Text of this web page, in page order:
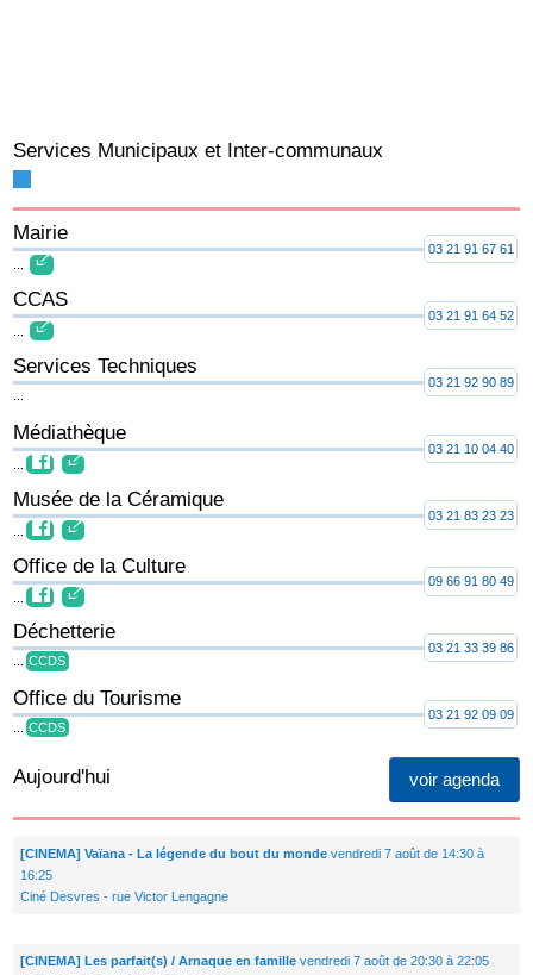
Services Municipaux et Inter-communaux
Mairie
...
03 21 91 67 61
CCAS
03 21 91 64 52
Services Techniques
03 21 92 90 89
Médiathèque
03 21 10 04 40
Musée de la Céramique
03 21 83 23 23
Office de la Culture
09 66 91 80 49
Déchetterie
CCDS
03 21 33 39 86
Office du Tourisme
CCDS
03 21 92 09 09
voir agenda
Aujourd'hui
[CINEMA] Vaïana - La légende du bout du mondevendredi 7 août de 14:30 à
16:25
Ciné Desvres - rue Victor Lengagne
[CINEMA] Les parfait(s) / Arnaque en famillevendredi 7 août de 20:30 à 22:05